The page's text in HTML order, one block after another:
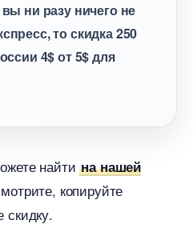
ни разу ничего не
то скидка 250
4$ от 5$ для
найтина нашей
копируйте
скидку.